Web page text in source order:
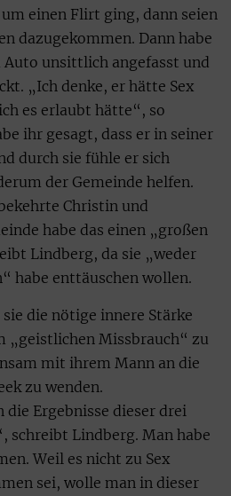
einen Flirt ging, dann seien
dazugekommen. Dann habe
unsittlich angefasst und
„Ich denke, er hätte Sex
es erlaubt hätte“, so
ihr gesagt, dass er in seiner
durch sie fühle er sich
der Gemeinde helfen.
Christin und
habe das einen „großen
Lindberg, da sie „weder
habe enttäuschen wollen.
sie die nötige innere Stärke
„geistlichen Missbrauch“ zu
mit ihrem Mann an die
zu wenden.
die Ergebnisse dieser drei
schreibt Lindberg. Man habe
Weil es nicht zu Sex
sei, wolle man in dieser